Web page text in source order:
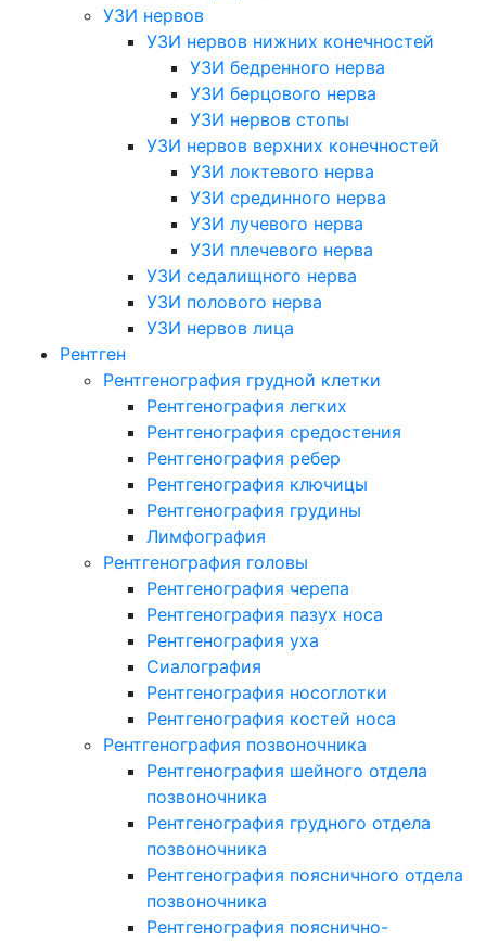
УЗИ нервов
УЗИ нервов нижних конечностей
УЗИ бедренного нерва
УЗИ берцового нерва
УЗИ нервов стопы
УЗИ нервов верхних конечностей
УЗИ локтевого нерва
УЗИ срединного нерва
УЗИ лучевого нерва
УЗИ плечевого нерва
УЗИ седалищного нерва
УЗИ полового нерва
УЗИ нервов лица
Рентген
Рентгенография грудной клетки
Рентгенография легких
Рентгенография средостения
Рентгенография ребер
Рентгенография ключицы
Рентгенография грудины
Лимфография
Рентгенография головы
Рентгенография черепа
Рентгенография пазух носа
Рентгенография уха
Сиалография
Рентгенография носоглотки
Рентгенография костей носа
Рентгенография позвоночника
Рентгенография шейного отдела
позвоночника
Рентгенография грудного отдела
позвоночника
Рентгенография поясничного отдела
позвоночника
Рентгенография пояснично-